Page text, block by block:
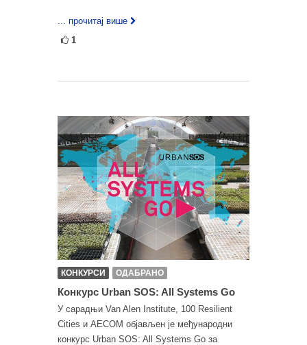
... прочитај више
1
КОНКУРСИ ОДАБРАНО
Конкурс Urban SOS: All Systems Go
У сарадњи Van Alen Institute, 100 Resilient
Cities и AECOM објављен је међународни
конкурс Urban SOS: All Systems Go за